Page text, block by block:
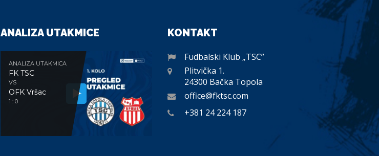
ANALIZA UTAKMICE
ANALIZA UTAKMICA
FK TSC
VS
OFK Vršac
1 : 0
KONTAKT
Fudbalski Klub „TSC”
Plitvička 1.
24300 Bačka Topola
office@fktsc.com
+381 24 224 187